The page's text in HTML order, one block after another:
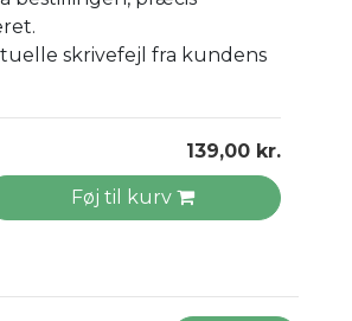
skrivefejl fra kundens
139,00 kr.
Føj til kurv